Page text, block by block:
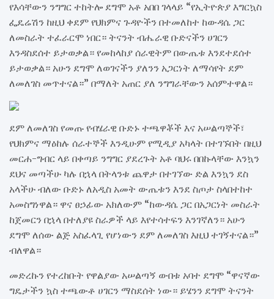
የእሳቸውን ንግግር ተከትሎ ደግሞ አቶ አበበ ገላላይ “የኢትዮጵያ እግርኳስ
ፌዴሬሽን ከዚህ ቀደም የህክምና ጉዳዮችን በተመለከተ ከውዳሴ ጋር
ለመስራት ተፈራርሞ ነበር። ትናንት ብሔራዊ ቡድናችን ሀገርን
እንዳስደሰተ ይታወቃል። የመከላከያ ሰራዊትም በውጤቱ እንደተደሰተ
ይታወቃል። አሁን ደግሞ ለወገናችን ያለንን አጋርነት ለማሳየት ደም
ለመለገስ መጥተናል።” በማለት አጠር ያለ ንግግራቸውን አሰምተዋል።
ደም ለመለገስ የመጡ የብሄራዊ ቡድኑ ተጫዋቾች እና አሠልጣኞች፣
የህክምና ማዕከሉ ሰራተኞች እንዲሁም የሚዲያ አካላት በተገኙበት በዚህ
መርሐ-ግብር ላይ በቀጣይ ንግግር ያደረጉት አቶ ባህሩ በበኩላቸው እንኳን
ደህና መጣችሁ ካሉ በኋላ በትላንቱ ጨዋታ በተገኘው ድል እንኳን ደስ
አላችሁ ብለው ቡድኑ ለአዲስ አመት ውጤቱን እንደ ስጦታ ስላበተከተ
አመስግነዋል። ዋና ፀኃፊው አክለውም “ከውዳሴ ጋር በአጋርነት መስራት
ከጀመርን በኋላ በተለያዩ ስራዎች ላይ እየተሳተፍን እንገኛለን። አሁን
ደግሞ ለሰው ልጅ አስፈላጊ የሆነውን ደም ለመለገስ እዚህ ተገኝተናል።”
ብለዋል።
መድረኩን የተረከቡት የዋልያው አሠልጣኝ ውበቱ አባተ ደግሞ “ዋናኛው
ግዴታችን ኳስ ተጫውቶ ሀገርን ማስደሰት ነው። ይሄንን ደግሞ ትናንት